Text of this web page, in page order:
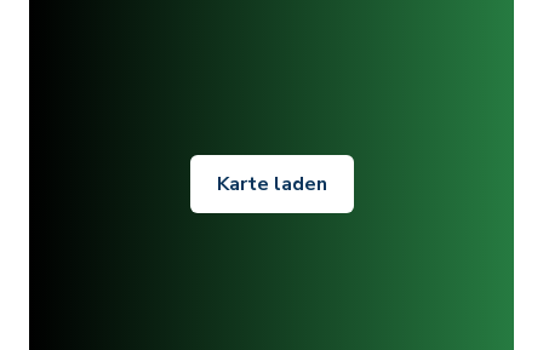
Karte laden